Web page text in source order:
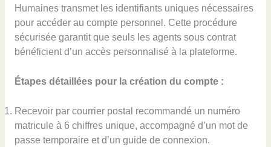
Humaines transmet les identifiants uniques nécessaires
pour accéder au compte personnel. Cette procédure
sécurisée garantit que seuls les agents sous contrat
bénéficient d’un accès personnalisé à la plateforme.
Étapes détaillées pour la création du compte :
Recevoir par courrier postal recommandé un numéro
matricule à 6 chiffres unique, accompagné d’un mot de
passe temporaire et d’un guide de connexion.